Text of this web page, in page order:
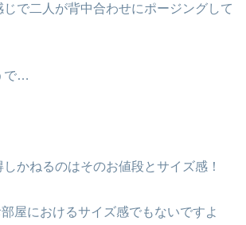
じで二人が背中合わせにポージングして
で…
かねるのはそのお値段とサイズ感！
屋におけるサイズ感でもないですよ